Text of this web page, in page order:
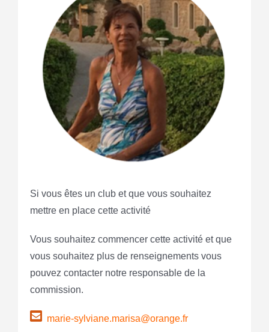
Si vous êtes un club et que vous souhaitez
mettre en place cette activité
Vous souhaitez commencer cette activité et que
vous souhaitez plus de renseignements vous
pouvez contacter notre responsable de la
commission.
marie-sylviane.marisa@orange.fr